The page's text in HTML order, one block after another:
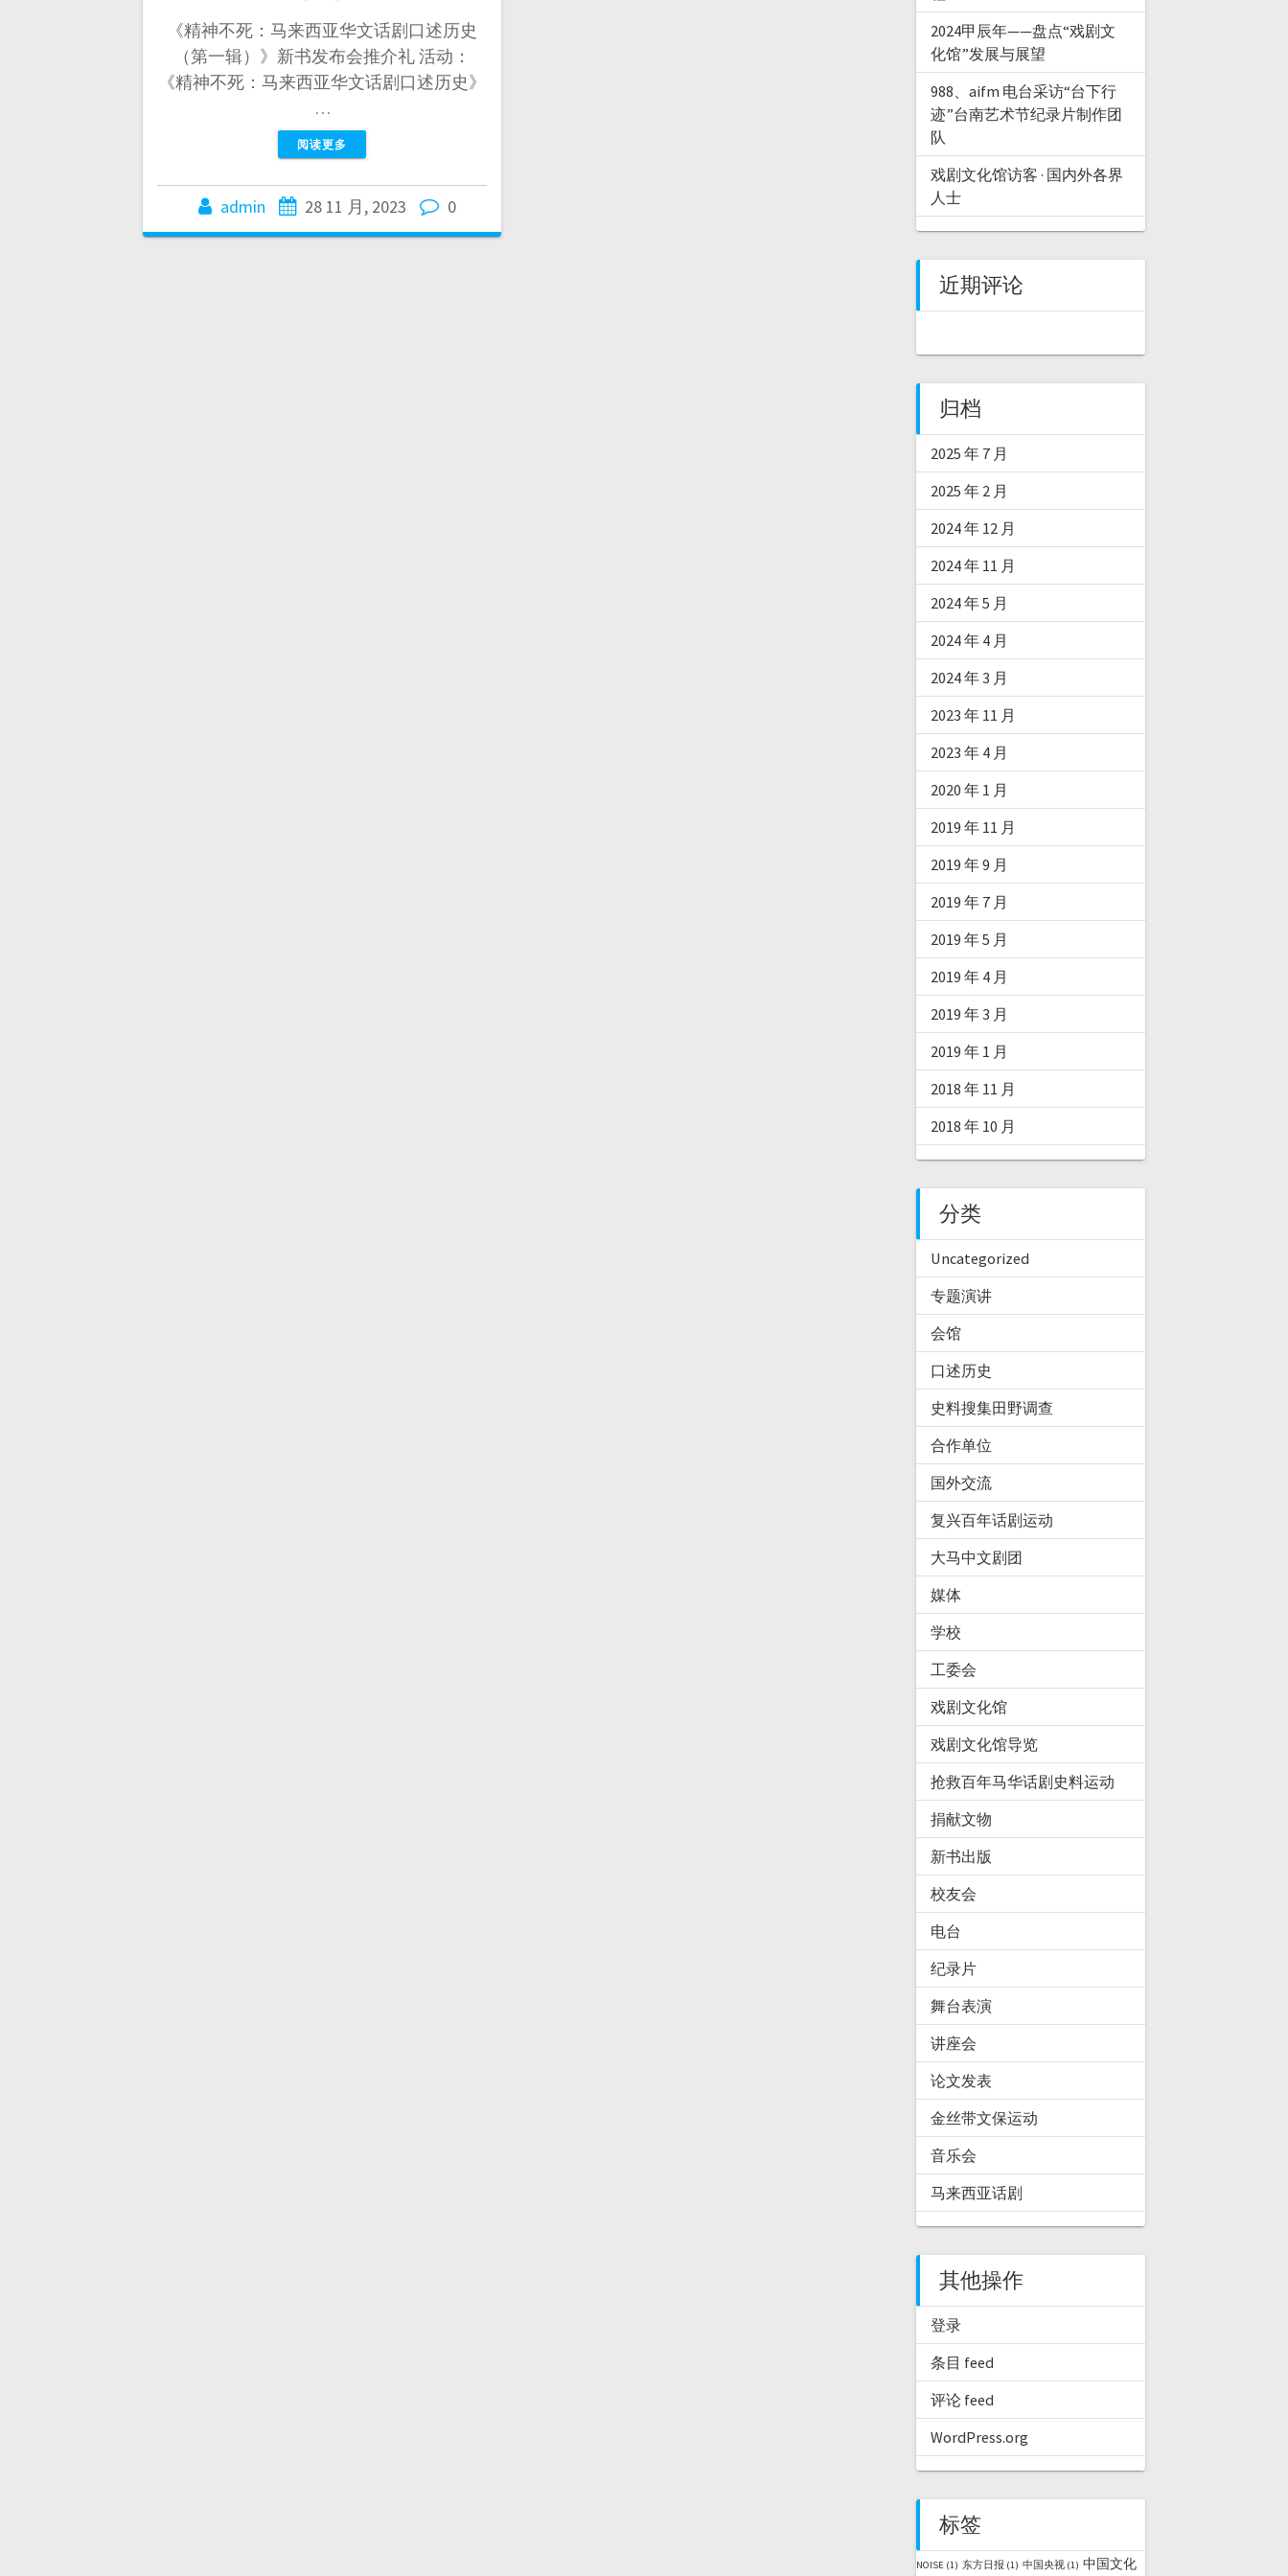
《精神不死：马来西亚华文话剧口述历史
（第一辑）》新书发布会推介礼 活动：
《精神不死：马来西亚华文话剧口述历史》
…
阅读更多
admin 28 11 月, 2023 0
2024甲辰年——盘点“戏剧文
化馆”发展与展望
988、aifm 电台采访“台下行
迹”台南艺术节纪录片制作团
队
戏剧文化馆访客 · 国内外各界
人士
近期评论
归档
2025 年 7 月
2025 年 2 月
2024 年 12 月
2024 年 11 月
2024 年 5 月
2024 年 4 月
2024 年 3 月
2023 年 11 月
2023 年 4 月
2020 年 1 月
2019 年 11 月
2019 年 9 月
2019 年 7 月
2019 年 5 月
2019 年 4 月
2019 年 3 月
2019 年 1 月
2018 年 11 月
2018 年 10 月
分类
Uncategorized
专题演讲
会馆
口述历史
史料搜集田野调查
合作单位
国外交流
复兴百年话剧运动
大马中文剧团
媒体
学校
工委会
戏剧文化馆
戏剧文化馆导览
抢救百年马华话剧史料运动
捐献文物
新书出版
校友会
电台
纪录片
舞台表演
讲座会
论文发表
金丝带文保运动
音乐会
马来西亚话剧
其他操作
登录
条目 feed
评论 feed
WordPress.org
标签
NOISE(1) 东方日报 (1) 中国央视(1) 中国文化